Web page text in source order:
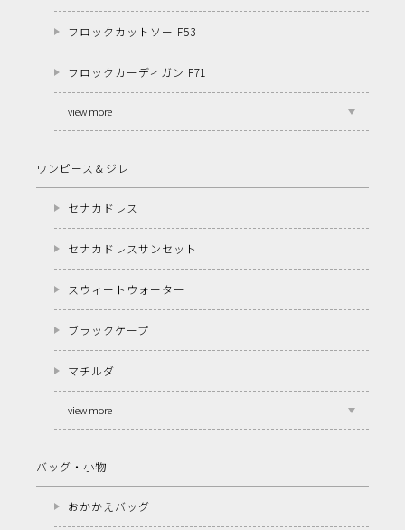
フロックカットソー F53
フロックカーディガン F71
view more
ワンピース＆ジレ
セナカドレス
セナカドレスサンセット
スウィートウォーター
ブラックケープ
マチルダ
view more
バッグ・小物
おかかえバッグ